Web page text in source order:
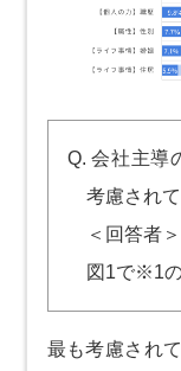
Q. 会社主導
考慮され
＜回答者＞
図1で※1
最も考慮され